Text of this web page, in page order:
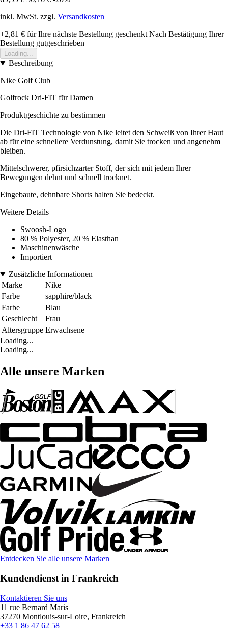
inkl. MwSt. zzgl. Versandkosten
+2,81 € für Ihre nächste Bestellung geschenkt Nach Bestätigung Ihrer
Bestellung gutgeschrieben
Loading...
Beschreibung
Nike Golf Club
Golfrock Dri-FIT für Damen
Produktgeschichte zu bestimmen
Die Dri-FIT Technologie von Nike leitet den Schweiß von Ihrer Haut
ab für eine schnellere Verdunstung, damit Sie trocken und angenehm
bleiben.
Mittelschwerer, pfirsichzarter Stoff, der sich mit jedem Ihrer
Bewegungen dehnt und schnell trocknet.
Eingebaute, dehnbare Shorts halten Sie bedeckt.
Weitere Details
Swoosh-Logo
80 % Polyester, 20 % Elasthan
Maschinenwäsche
Importiert
Zusätzliche Informationen
Marke
Nike
Farbe
sapphire/black
Farbe
Blau
Geschlecht
Frau
Altersgruppe Erwachsene
Loading...
Loading...
Alle unsere Marken
Entdecken Sie alle unsere Marken
Kundendienst in Frankreich
Kontaktieren Sie uns
11 rue Bernard Maris
37270 Montlouis-sur-Loire, Frankreich
+33 1 86 47 62 58